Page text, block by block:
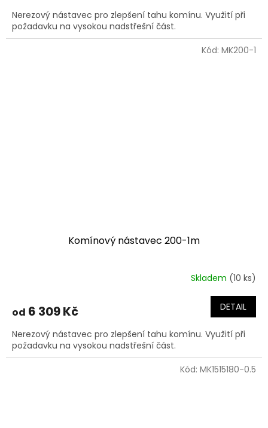
Nerezový nástavec pro zlepšení tahu komínu. Využití při
požadavku na vysokou nadstřešní část.
Komínový nástavec 200-1m
Skladem (10 ks)
od 6 309 Kč DETAIL
Nerezový nástavec pro zlepšení tahu komínu. Využití při
požadavku na vysokou nadstřešní část.
Kód: MK200-1
Kód: MK1515180-0.5